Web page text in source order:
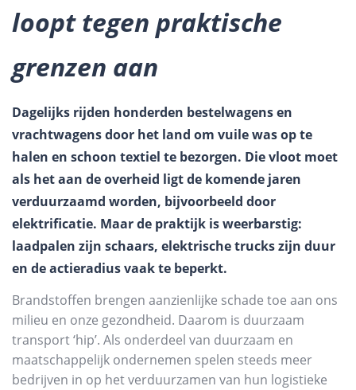
loopt tegen praktische
grenzen aan
Dagelijks rijden honderden bestelwagens en
vrachtwagens door het land om vuile was op te
halen en schoon textiel te bezorgen. Die vloot moet
als het aan de overheid ligt de komende jaren
verduurzaamd worden, bijvoorbeeld door
elektrificatie. Maar de praktijk is weerbarstig:
laadpalen zijn schaars, elektrische trucks zijn duur
en de actieradius vaak te beperkt.
Brandstoffen brengen aanzienlijke schade toe aan ons
milieu en onze gezondheid. Daarom is duurzaam
transport ‘hip’. Als onderdeel van duurzaam en
maatschappelijk ondernemen spelen steeds meer
bedrijven in op het verduurzamen van hun logistieke